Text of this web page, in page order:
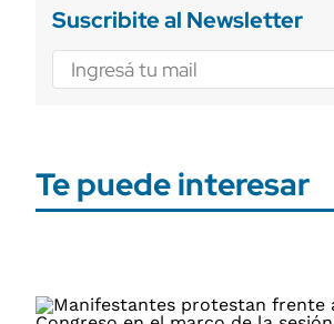
Suscribite al Newsletter
Te puede interesar